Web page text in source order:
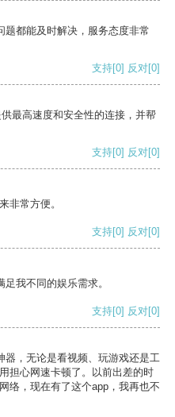
题都能及时解决，服务态度非常
支持[0] 反对[0]
最高速度和安全性的连接，并帮
支持[0] 反对[0]
非常方便。
支持[0] 反对[0]
我不同的娱乐需求。
支持[0] 反对[0]
器，无论是看视频、玩游戏还是工
担心网速卡顿了。以前出差的时
络，现在有了这个app，我再也不